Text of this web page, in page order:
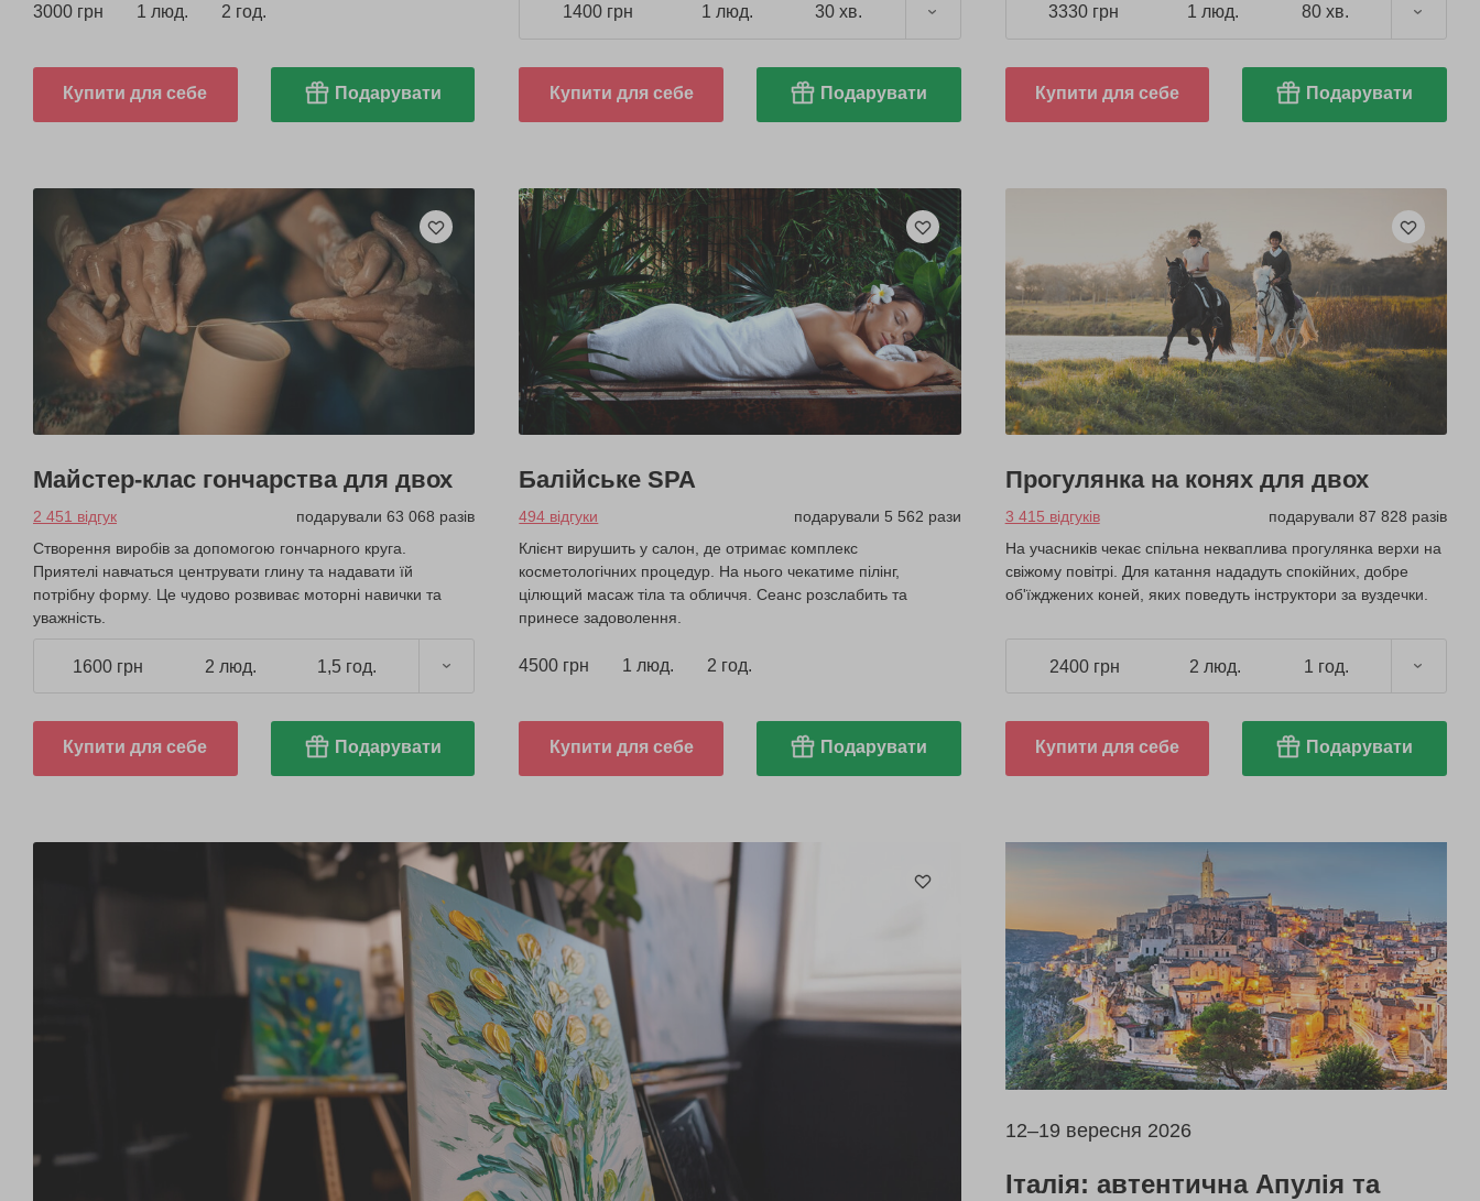
3000 грн 1 люд. 2 год.
Купити для себе Подарувати
1400 грн 1 люд. 30 хв.
Купити для себе Подарувати
3330 грн 1 люд. 80 хв.
Купити для себе Подарувати
Майстер-клас гончарства для двох
2 451 відгук
подарували 63 068 разів
Створення виробів за допомогою гончарного круга.
Приятелі навчаться центрувати глину та надавати їй
потрібну форму. Це чудово розвиває моторні навички та
уважність.
1600 грн 2 люд. 1,5 год.
Купити для себе Подарувати
Балійське SPA
494 відгуки
подарували 5 562 рази
Клієнт вирушить у салон, де отримає комплекс
косметологічних процедур. На нього чекатиме пілінг,
цілющий масаж тіла та обличчя. Сеанс розслабить та
принесе задоволення.
4500 грн 1 люд. 2 год.
Купити для себе Подарувати
Прогулянка на конях для двох
3 415 відгуків
подарували 87 828 разів
На учасників чекає спільна некваплива прогулянка верхи на
свіжому повітрі. Для катання нададуть спокійних, добре
об'їжджених коней, яких поведуть інструктори за вуздечки.
2400 грн 2 люд. 1 год.
Купити для себе Подарувати
12–19 вересня 2026
Італія: автентична Апулія та